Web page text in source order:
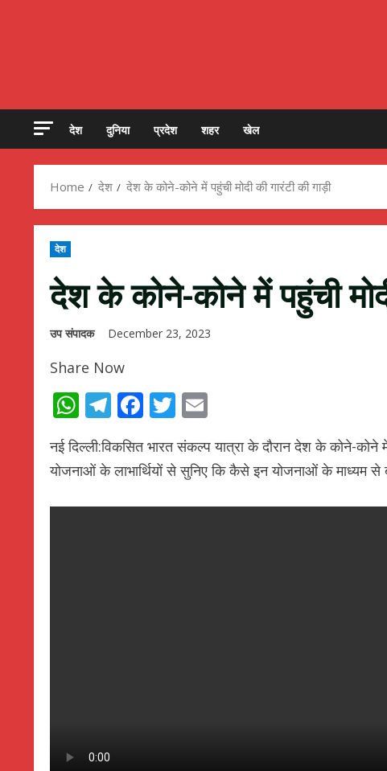
देश दुनिया प्रदेश शहर खेल
Home देश देश के कोने-कोने में पहुंची मोदी की गारंटी की गाड़ी
देश
देश के कोने-कोने में पहुंची
उप संपादक December 23, 2023
Share Now
WhatsApp
Telegram
Facebook
Twitter
नई दिल्ली:विकसित भारत संकल्प यात्रा के दौरान देश के कोने-कोने
योजनाओं के लाभार्थियों से सुनिए कि कैसे इन योजनाओं के माध्यम से